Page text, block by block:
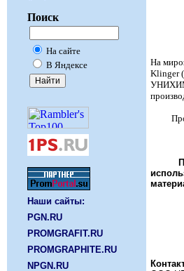
Поиск
На сайте
В Яндексе
Наши сайты:
PGN.RU
PROMGRAFIT.RU
PROMGRAPHITE.RU
NPGN.RU
На
Klinger